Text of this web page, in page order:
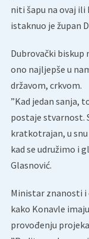
niti šapu na ovaj
istaknuo je župan
Dubrovački biskup
ono najljepše u
državom, crkvom.
”Kad jedan sanja,
postaje stvarnost.
kratkotrajan, u
kad se udružimo i
Glasnović.
Ministar znanosti i
kako Konavle
provođenju